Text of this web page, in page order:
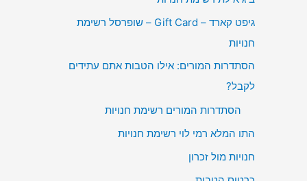
גיפט קארד – Gift Card – שופרסל רשימת
חנויות
הסתדרות המורים: אילו הטבות אתם עתידים
לקבל?
הסתדרות המורים רשימת חנויות
התו המלא רמי לוי רשימת חנויות
חנויות מול זכרון